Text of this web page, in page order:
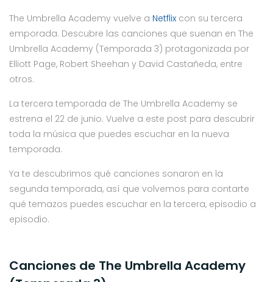
The Umbrella Academy vuelve a Netflix con su tercera
emporada. Descubre las canciones que suenan en The
Umbrella Academy (Temporada 3) protagonizada por
Elliott Page, Robert Sheehan y David Castañeda, entre
otros.
La tercera temporada de The Umbrella Academy se
estrena el 22 de junio. Vuelve a este post para descubrir
toda la música que puedes escuchar en la nueva
temporada.
Ya te descubrimos qué canciones sonaron en la
segunda temporada, así que volvemos para contarte
qué temazos puedes escuchar en la tercera, episodio a
episodio.
Canciones de The Umbrella Academy